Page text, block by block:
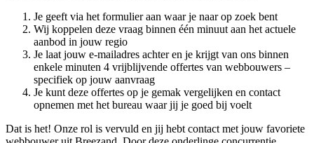
Je geeft via het formulier aan waar je naar op zoek bent
Wij koppelen deze vraag binnen één minuut aan het actuele
aanbod in jouw regio
Je laat jouw e-mailadres achter en je krijgt van ons binnen
enkele minuten 4 vrijblijvende offertes van webbouwers –
specifiek op jouw aanvraag
Je kunt deze offertes op je gemak vergelijken en contact
opnemen met het bureau waar jij je goed bij voelt
Dat is het! Onze rol is vervuld en jij hebt contact met jouw favoriete